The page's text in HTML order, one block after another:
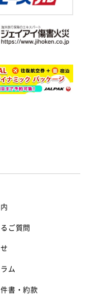
ご質問
ム
書・約款